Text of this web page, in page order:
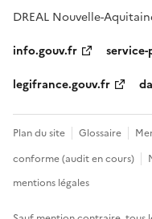
DREAL Nouvelle-
info.gouv.fr
legifrance.gouv.fr
Plan du site Glossaire
conforme (audit en cours)
mentions légales